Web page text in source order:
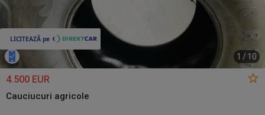
1 / 10
4.500 EUR
Cauciucuri agricole